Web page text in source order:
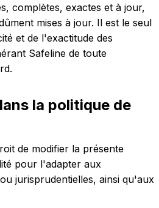
complètes, exactes et à jour,
mises à jour. Il est le seul
et de l'exactitude des
Safeline de toute
la politique de
de modifier la présente
pour l'adapter aux
jurisprudentielles, ainsi qu'aux